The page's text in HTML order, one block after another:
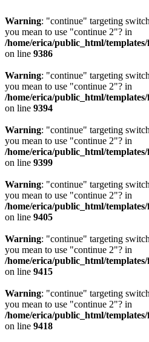
Warning: "continue" targeting
you mean to use "continue 2"? in
/home/erica/public_html/
on line 9386
Warning: "continue" targeting
you mean to use "continue 2"? in
/home/erica/public_html/
on line 9394
Warning: "continue" targeting
you mean to use "continue 2"? in
/home/erica/public_html/
on line 9399
Warning: "continue" targeting
you mean to use "continue 2"? in
/home/erica/public_html/
on line 9405
Warning: "continue" targeting
you mean to use "continue 2"? in
/home/erica/public_html/
on line 9415
Warning: "continue" targeting
you mean to use "continue 2"? in
/home/erica/public_html/
on line 9418